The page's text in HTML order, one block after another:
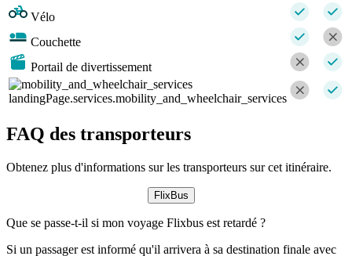
Vélo
Couchette
Portail de divertissement
landingPage.services.mobility_and_wheelchair_services
FAQ des transporteurs
Obtenez plus d'informations sur les transporteurs sur cet itinéraire.
FlixBus
Que se passe-t-il si mon voyage Flixbus est retardé ?
Si un passager est informé qu'il arrivera à sa destination finale avec